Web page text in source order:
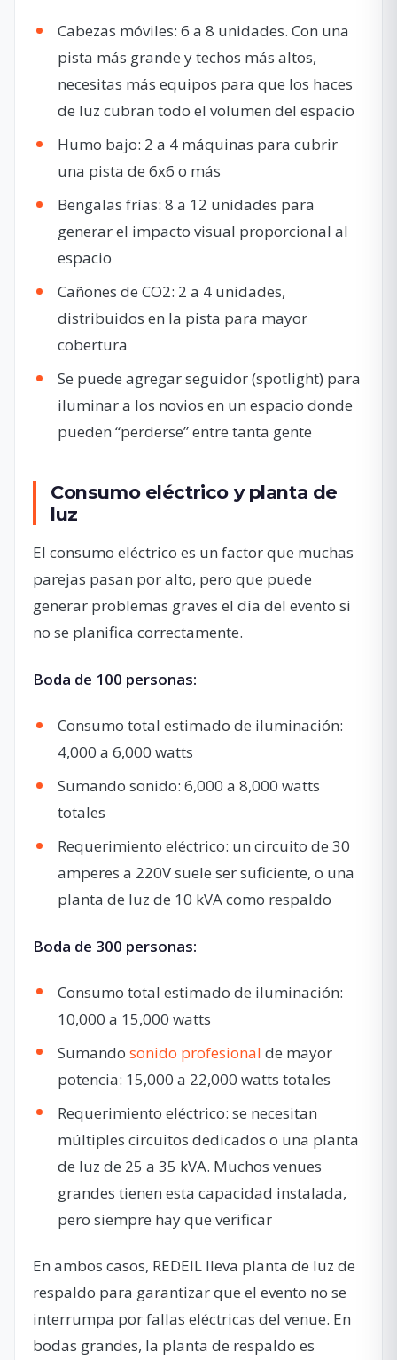
Cabezas móviles: 6 a 8 unidades. Con una
pista más grande y techos más altos,
necesitas más equipos para que los haces
de luz cubran todo el volumen del espacio
Humo bajo: 2 a 4 máquinas para cubrir
una pista de 6x6 o más
Bengalas frías: 8 a 12 unidades para
generar el impacto visual proporcional al
espacio
Cañones de CO2: 2 a 4 unidades,
distribuidos en la pista para mayor
cobertura
Se puede agregar seguidor (spotlight) para
iluminar a los novios en un espacio donde
pueden “perderse” entre tanta gente
Consumo eléctrico y planta de
luz
El consumo eléctrico es un factor que muchas
parejas pasan por alto, pero que puede
generar problemas graves el día del evento si
no se planifica correctamente.
Boda de 100 personas:
Consumo total estimado de iluminación:
4,000 a 6,000 watts
Sumando sonido: 6,000 a 8,000 watts
totales
Requerimiento eléctrico: un circuito de 30
amperes a 220V suele ser suficiente, o una
planta de luz de 10 kVA como respaldo
Boda de 300 personas:
Consumo total estimado de iluminación:
10,000 a 15,000 watts
Sumando sonido profesional de mayor
potencia: 15,000 a 22,000 watts totales
Requerimiento eléctrico: se necesitan
múltiples circuitos dedicados o una planta
de luz de 25 a 35 kVA. Muchos venues
grandes tienen esta capacidad instalada,
pero siempre hay que verificar
En ambos casos, REDEIL lleva planta de luz de
respaldo para garantizar que el evento no se
interrumpa por fallas eléctricas del venue. En
bodas grandes, la planta de respaldo es